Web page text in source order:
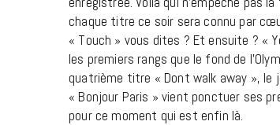
chaque titre ce soir sera connu par
« Touch » vous dites ? Et ensuite ? «
les premiers rangs que le fond de
quatrième titre « Dont walk away », le
« Bonjour Paris » vient ponctuer ses
pour ce moment qui est enfin là.